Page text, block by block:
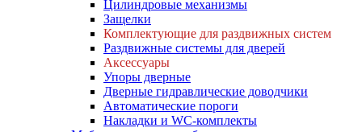
Цилиндровые механизмы
Защелки
Комплектующие для раздвижных систем
Раздвижные системы для дверей
Аксессуары
Упоры дверные
Дверные гидравлические доводчики
Автоматические пороги
Накладки и WC-комплекты